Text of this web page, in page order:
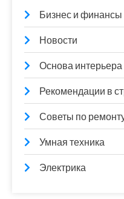
Бизнес и финансы
Новости
Основа интерьера
Рекомендации в
Советы по
Умная техника
Электрика